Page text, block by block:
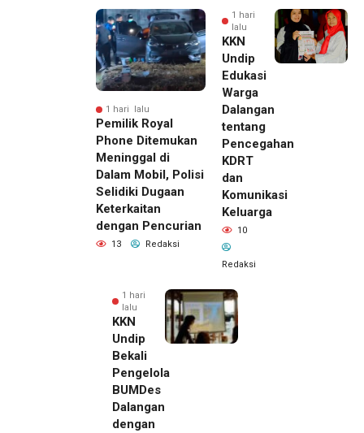
1 hari lalu
Pemilik Royal
Phone Ditemukan
Meninggal di
Dalam Mobil, Polisi
Selidiki Dugaan
Keterkaitan
dengan Pencurian
13 Redaksi
1 hari
lalu
KKN
Undip
Edukasi
Warga
Dalangan
tentang
Pencegahan
KDRT
dan
Komunikasi
Keluarga
10
Redaksi
1 hari
lalu
KKN
Undip
Bekali
Pengelola
BUMDes
Dalangan
dengan